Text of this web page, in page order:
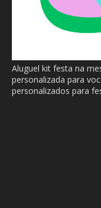
Aluguel kit festa na
personalizada para
personalizados para